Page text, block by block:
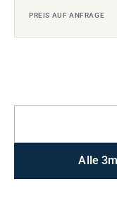
PREIS AUF ANFRAGE
Alle